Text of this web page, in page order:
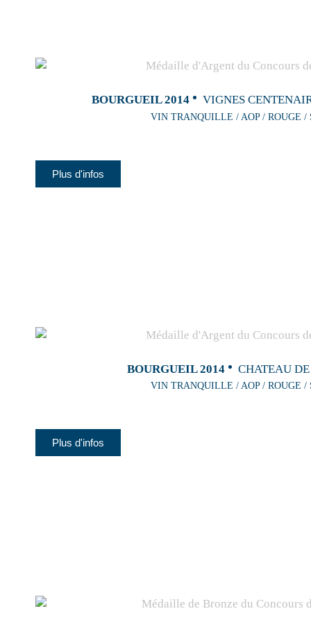
BOURGUEIL 2014 VIGNES
VIN TRANQUILLE / AOP / ROUGE /
Plus d'infos
BOURGUEIL 2014 CHATEAU
VIN TRANQUILLE / AOP / ROUGE /
Plus d'infos